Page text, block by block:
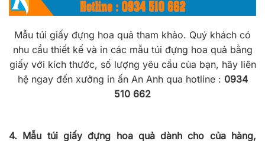
Mẫu túi giấy đựng hoa quả tham khảo. Quý khách có
nhu cầu thiết kế và in các mẫu túi đựng hoa quả bằng
giấy với kích thước, số lượng yêu cầu của bạn, hãy liên
hệ ngay đến xưởng in ấn An Anh qua hotline : 0934
510 662
4. Mẫu túi giấy đựng hoa quả dành cho của hàng,